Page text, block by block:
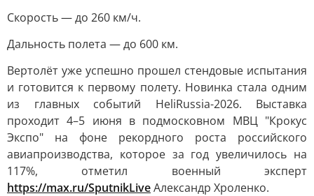
Скорость — до 260 км/ч.
Дальность полета — до 600 км.
Вертолёт уже успешно прошел стендовые испытания
и готовится к первому полету. Новинка стала одним
из главных событий HeliRussia-2026. Выставка
проходит 4–5 июня в подмосковном МВЦ "Крокус
Экспо" на фоне рекордного роста российского
авиапроизводства, которое за год увеличилось на
117%, отметил военный эксперт
https://max.ru/SputnikLiveАлександр Хроленко.